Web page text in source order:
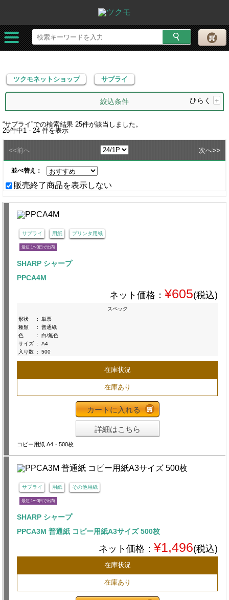
ツクモネットショップ サプライ
ツクモネットショップ サプライ
絞込条件 ひらく +
“サプライ”での検索結果 25件が該当しました。
25件中1 - 24 件を表示
<<前へ 次へ>>
並べ替え：
販売終了商品を表示しない
サプライ 用紙 プリンタ用紙
最短 1〜3日で出荷
SHARP シャープ
PPCA4M
ネット価格： ¥605(税込)
スペック
形状
:
単票
種類
:
普通紙
色
:
白/無色
サイズ :
A4
入り数 : 500
在庫状況
在庫あり
カートに入れる
詳細はこちら
コピー用紙 A4・500枚
サプライ 用紙 その他用紙
最短 1〜3日で出荷
SHARP シャープ
PPCA3M 普通紙 コピー用紙A3サイズ 500枚
ネット価格： ¥1,496(税込)
在庫状況
在庫あり